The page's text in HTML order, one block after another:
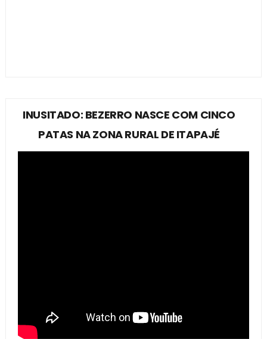
INUSITADO: BEZERRO NASCE COM CINCO
PATAS NA ZONA RURAL DE ITAPAJÉ